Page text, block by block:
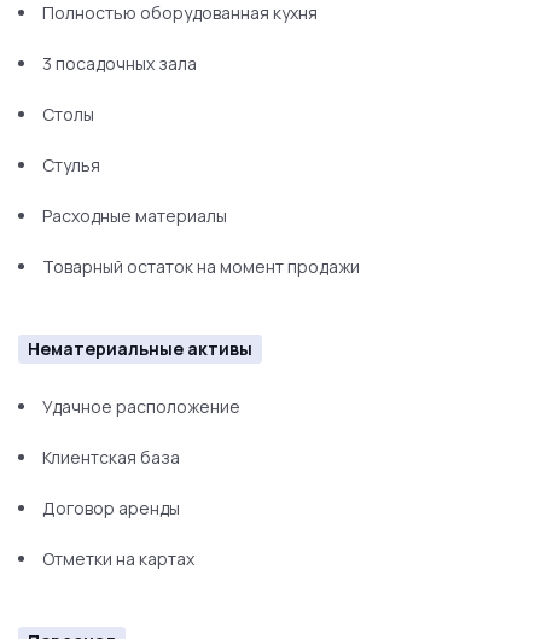
Полностью оборудованная кухня
3 посадочных зала
Столы
Стулья
Расходные материалы
Товарный остаток на момент продажи
Нематериальные активы
Удачное расположение
Клиентская база
Договор аренды
Отметки на картах